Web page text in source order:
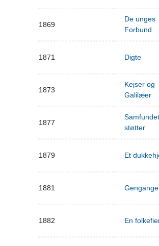
1869
De unges
Forbund
1871 Digte
1873
Kejser og
Galilæer
1877
støtter
1879 Et
1881
1882 En